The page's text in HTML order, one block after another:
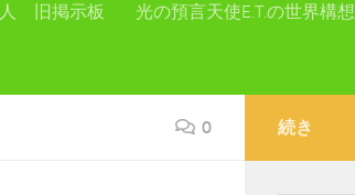
人 旧掲示板 光の預言天使E.T.の世界構想
0 続き